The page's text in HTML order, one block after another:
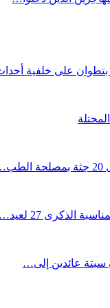
على خلفية
27 لعيد…
سبتة عائدين إلى…